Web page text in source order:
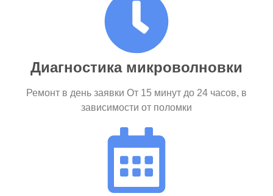
Диагностика микроволновки
Ремонт в день заявки От 15 минут до 24 часов, в
зависимости от поломки